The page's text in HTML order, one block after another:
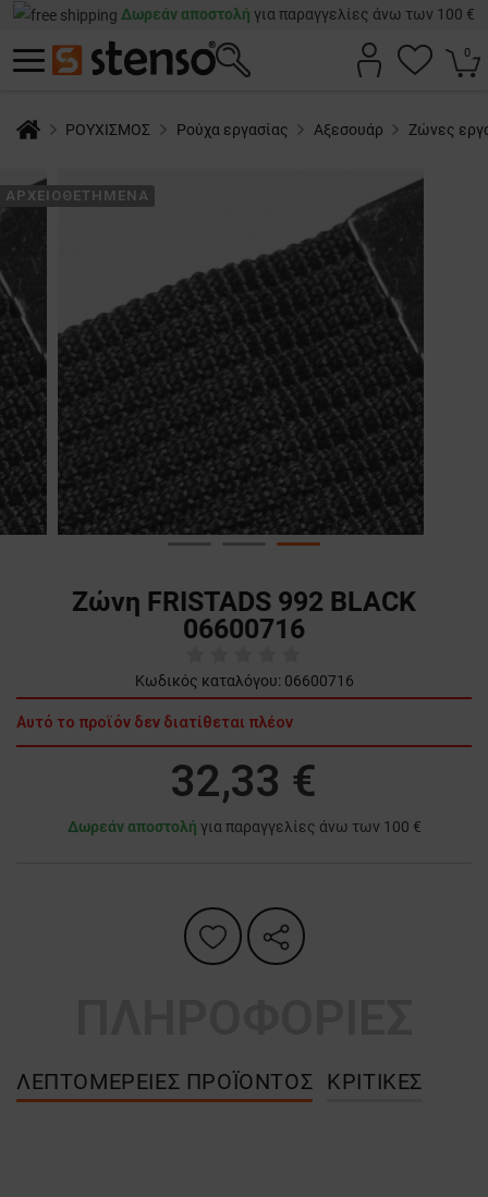
Δωρεάν αποστολή για παραγγελίες άνω των 100 €
0
ΡΟΥΧΙΣΜΟΣ Ρούχα εργασίας Αξεσουάρ Ζώνες
ΑΡΧΕΙΟΘΕΤΗΜΈΝΑ
Ζώνη FRISTADS 992 BLACK
06600716
Κωδικός καταλόγου: 06600716
Αυτό το προϊόν δεν διατίθεται πλέον
32,33 €
Δωρεάν αποστολή για παραγγελίες άνω των 100 €
ΛΕΠΤΟΜΈΡΕΙΕΣ ΠΡΟΪΌΝΤΟΣ ΚΡΙΤΙΚΈΣ